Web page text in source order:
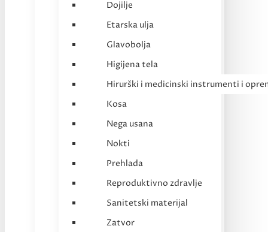
Dojilje
Etarska ulja
Glavobolja
Higijena tela
Hirurški i medicinski instrumenti i
Kosa
Nega usana
Nokti
Prehlada
Reproduktivno zdravlje
Sanitetski materijal
Zatvor